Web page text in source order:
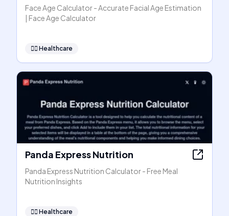
Face Age Calculator - Accurate Facial Age Estimation
| Face Age Calculator
👩‍⚕️ Healthcare
Panda Express Nutrition
Panda Express Nutrition Calculator - Free Meal
Nutrition Insights
👩‍⚕️ Healthcare